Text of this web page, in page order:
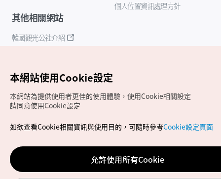
個人位置資訊處理方針
其他相關網站
韓國觀光公社介紹
Copyrights (c) 韓國觀光公社版權所有
如有相關疑問或建議，歡迎來信至官方信箱
chinese_big5@knto.or.kr
本網站使用Cookie設定
本網站為提供使用者更佳的使用體驗，使用Cookie相關設定
請同意使用Cookie設定
如欲查看Cookie相關資訊與使用目的，可隨時參考Cookie設定頁面
允許使用所有Cookie